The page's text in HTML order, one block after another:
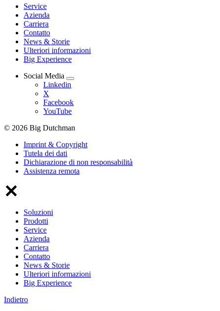
Service
Azienda
Carriera
Contatto
News & Storie
Ulteriori informazioni
Big Experience
Social Media
Linkedin
X
Facebook
YouTube
© 2026 Big Dutchman
Imprint & Copyright
Tutela dei dati
Dichiarazione di non responsabilità
Assistenza remota
Soluzioni
Prodotti
Service
Azienda
Carriera
Contatto
News & Storie
Ulteriori informazioni
Big Experience
Indietro